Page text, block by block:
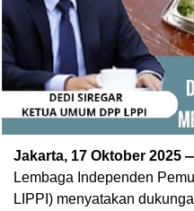
Jakarta, 17 Oktober 2025
Lembaga Independen
LIPPI) menyatakan